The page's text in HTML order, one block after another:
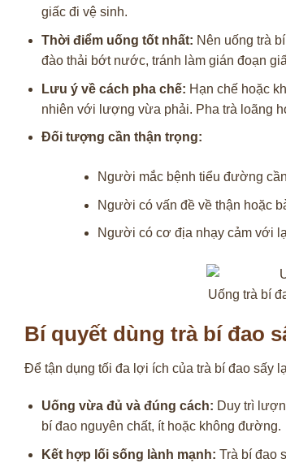
giấc đi vệ sinh.
Thời điểm uống tốt nhất: Nên uống trà
đào thải bớt nước, tránh làm gián đoạn
Lưu ý về cách pha chế: Hạn chế hoặc
nhiên với lượng vừa phải. Pha trà loãng
Đối tượng cần thận trọng:
Người mắc bệnh tiểu đường
Người có vấn đề về thận hoặc
Người có cơ địa nhạy cảm với
Uống trà bí
Bí quyết dùng trà bí đao
Để tận dụng tối đa lợi ích của trà bí đao sấy
Uống vừa đủ và đúng cách: Duy trì
bí đao nguyên chất, ít hoặc không đường.
Kết hợp lối sống lành mạnh: Trà bí đao